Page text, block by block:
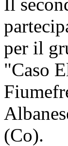
per il
"Caso
(Co).